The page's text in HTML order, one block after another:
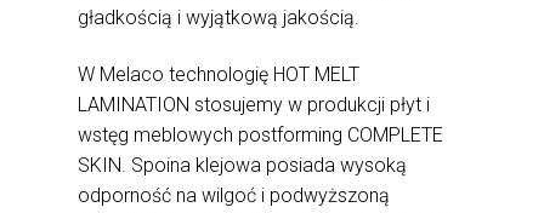
gładkością i wyjątkową jakością.
W Melaco technologię HOT MELT
LAMINATION stosujemy w produkcji płyt i
wstęg meblowych postforming COMPLETE
SKIN. Spoina klejowa posiada wysoką
odporność na wilgoć i podwyższoną